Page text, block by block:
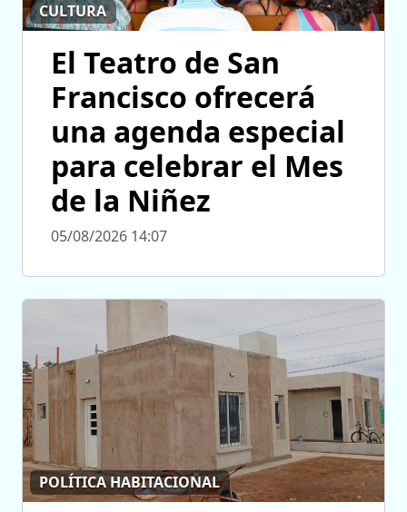
CULTURA
El Teatro de San
Francisco ofrecerá
una agenda especial
para celebrar el Mes
de la Niñez
05/08/2026 14:07
POLÍTICA HABITACIONAL